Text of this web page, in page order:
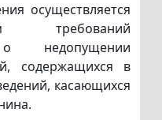
осуществляется
требований
о недопущении
содержащихся в
касающихся